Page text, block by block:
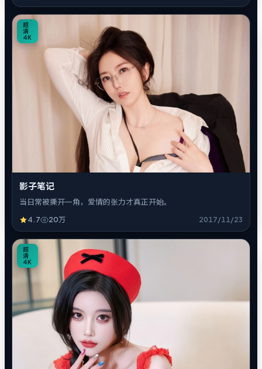
超
清
4K
影子笔记
当日常被撕开一角，爱情的张力才真正开始。
4.7 20万 2017/11/23
超
清
4K